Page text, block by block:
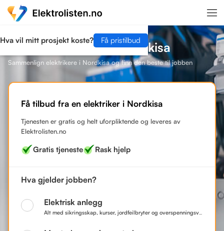
Hva vil mitt prosjekt koste? Få pristilbud
Finn en elektriker i Nordkisa
Sammenlign elektrikere i Nordkisa og finn den beste til jobben
Få tilbud fra en elektriker i Nordkisa
Tjenesten er gratis og helt uforpliktende og leveres av
Elektrolisten.no
Gratis tjeneste Rask hjelp
Hva gjelder jobben?
Elektrisk anlegg